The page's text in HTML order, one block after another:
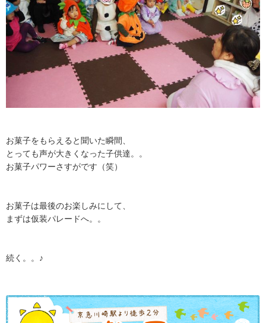
お菓子をもらえると聞いた瞬間、
とっても声が大きくなった子供達。。
お菓子パワーさすがです（笑）
お菓子は最後のお楽しみにして、
まずは仮装パレードへ。。
続く。。♪